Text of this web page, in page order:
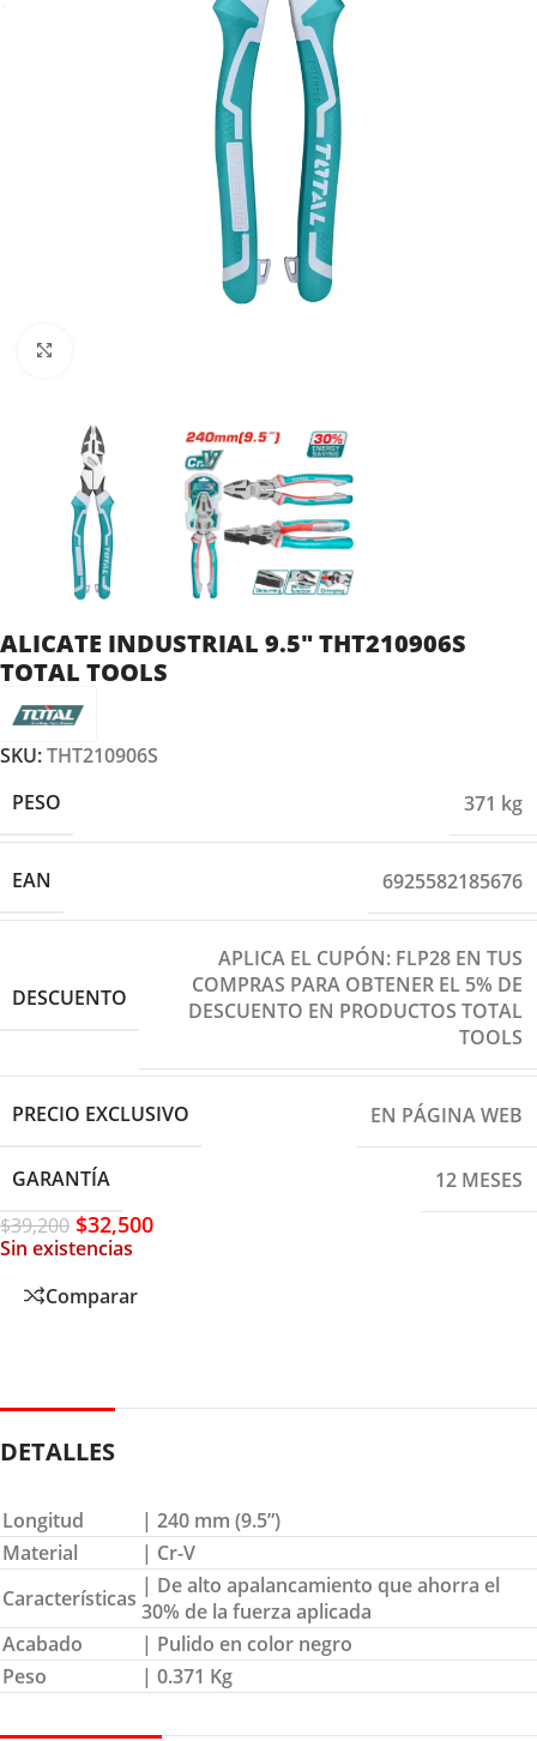
ALICATE INDUSTRIAL 9.5″ THT210906S
TOTAL TOOLS
SKU:THT210906S
PESO
371 kg
EAN 6925582185676
DESCUENTO
APLICA EL CUPÓN: FLP28 EN TUS
COMPRAS PARA OBTENER EL 5% DE
DESCUENTO EN PRODUCTOS TOTAL
TOOLS
PRECIO EXCLUSIVO EN PÁGINA WEB
GARANTÍA
12 MESES
$39,200 $32,500
Sin existencias
Comparar
DETALLES
Longitud
| 240 mm (9.5”)
Material
| Cr-V
Características | De alto apalancamiento que ahorra el
30% de la fuerza aplicada
Acabado
| Pulido en color negro
Peso
| 0.371 Kg